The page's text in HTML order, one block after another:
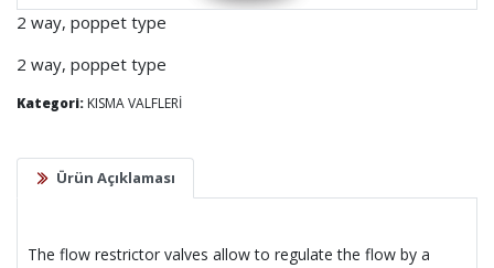
2 way, poppet type
2 way, poppet type
Kategori: KISMA VALFLERİ
Ürün Açıklaması
The flow restrictor valves allow to regulate the flow by a